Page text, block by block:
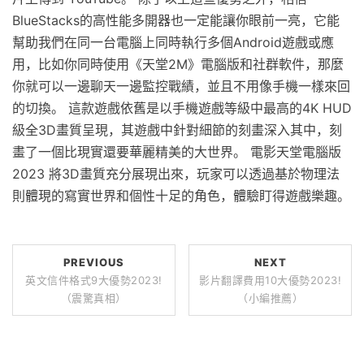
BlueStacks的高性能多開器也一定能讓你眼前一亮，它能
幫助我們在同一台電腦上同時執行多個Android遊戲或應
用，比如你同時使用《天堂2M》電腦版和社群軟件，那麼
你就可以一邊聊天一邊監控戰績，並且不用像手機一樣來回
的切換。 這款遊戲依舊是以手機遊戲等級中最高的4K HUD
級全3D畫質呈現，其遊戲中針對細節的刻畫深入其中，刻
畫了一個比現實還要華麗精美的大世界。 電影天堂電腦版
2023 將3D畫質充分展現出來，玩家可以透過基於物理法
則體現的寫實世界和個性十足的角色，體驗盯得遊戲樂趣。
PREVIOUS
英文信件格式9大優勢2023!
（震驚真相）
NEXT
影片翻譯費用10大優勢2023!
（小編推薦）